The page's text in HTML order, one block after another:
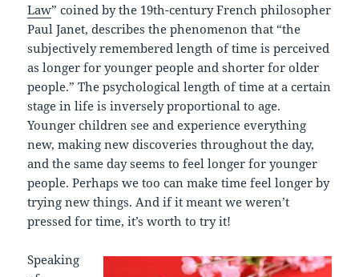
Law” coined by the 19th-century French philosopher
Paul Janet, describes the phenomenon that “the
subjectively remembered length of time is perceived
as longer for younger people and shorter for older
people.” The psychological length of time at a certain
stage in life is inversely proportional to age.
Younger children see and experience everything
new, making new discoveries throughout the day,
and the same day seems to feel longer for younger
people. Perhaps we too can make time feel longer by
trying new things. And if it meant we weren’t
pressed for time, it’s worth to try it!
Speaking